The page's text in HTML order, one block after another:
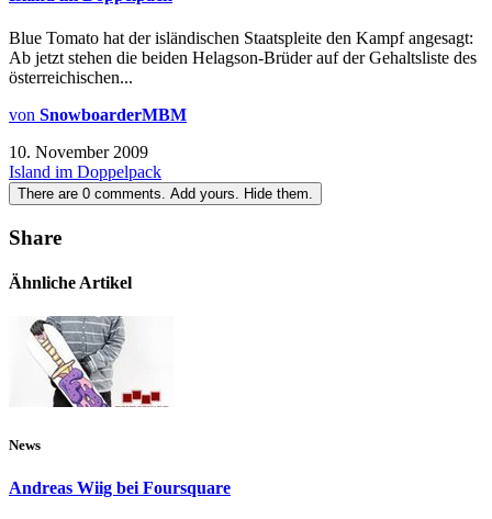
Blue Tomato hat der isländischen Staatspleite den Kampf angesagt:
Ab jetzt stehen die beiden Helagson-Brüder auf der Gehaltsliste des
österreichischen...
von SnowboarderMBM
10. November 2009
Island im Doppelpack
There are 0 comments. Add yours. Hide them.
Share
Ähnliche Artikel
News
Andreas Wiig bei Foursquare